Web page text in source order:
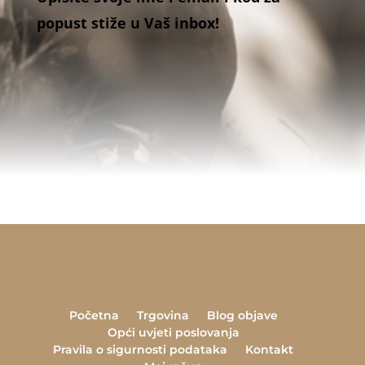
popust stiže u Vaš inbox!
Početna Trgovina
Blog objave
Opći uvjeti poslovanja
Pravila o sigurnosti podataka
Kontakt